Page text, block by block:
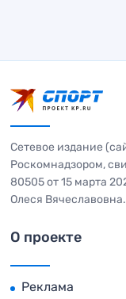
Сетевое издание
Роскомнадзором,
80505 от 15 марта
Олеся Вячеславовна.
О проекте
Реклама